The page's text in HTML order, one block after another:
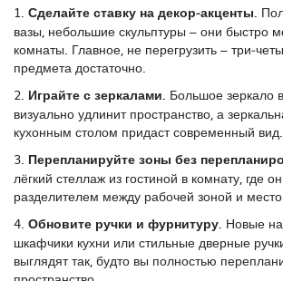
1. Сделайте ставку на декор‑акценты.
вазы, небольшие скульптуры – они быстро
комнаты. Главное, не перегрузить –
предмета достаточно.
2. Играйте с зеркалами. Большое зеркало
визуально удлинит пространство, а
кухонным столом придаст современный вид.
3. Перепланируйте зоны без
лёгкий стеллаж из гостиной в комнату, где
разделителем между рабочей зоной и
4. Обновите ручки и фурнитуру. Новые
шкафчики кухни или стильные дверные
выглядят так, будто вы полностью